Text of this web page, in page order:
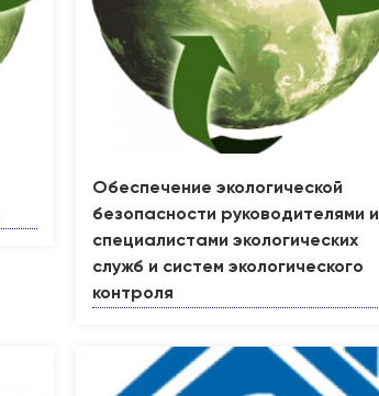
Обеспечение экологической
безопасности руководителями и
специалистами экологических
служб и систем экологического
контроля